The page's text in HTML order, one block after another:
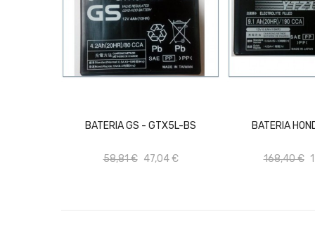
BATERIA GS - GTX5L-BS
58,81 € 47,04 €
BATERIA
168,40 €